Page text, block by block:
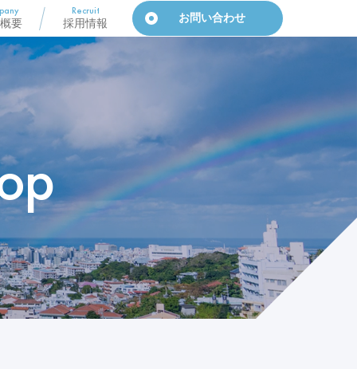
要
Recruit
採用情報 お問い合わせ